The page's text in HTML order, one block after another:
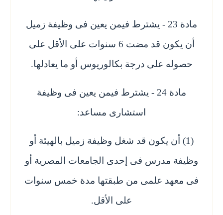
مادة 23 - يشترط فيمن يعين فى وظيفة زميل
أن يكون قد مضت 6 سنوات على الأقل على
حصوله على درجة بكالوريوس أو ما يعادلها.
مادة 24 - يشترط فيمن يعين فى وظيفة
استشارى مساعد:
(1) أن يكون قد شغل وظيفة زميل بالهيئة أو
وظيفة مدرس فى إحدى الجامعات المصرية أو
فى معهد علمى من طبقتها مدة خمس سنوات
على الأقل.